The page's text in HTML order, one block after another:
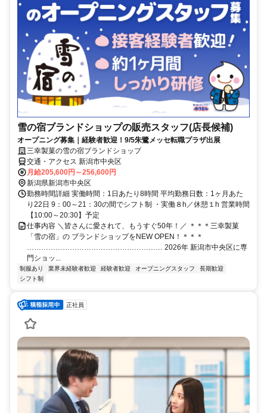
雪の宿ブランドショップの販売スタッフ(店長候補)
オープニング募集｜経験者歓迎！9/5朱鷺メッセ転職プラザ出展
三幸製菓の雪の宿ブランドショップ
交通・アクセス 新潟市中央区
月給205,600円～256,600円
新潟県新潟市中央区
勤務時間詳細 実働時間：1日あたり8時間 平均勤務日数：1ヶ月あた
り22日 9：00～21：30の間でシフト制 ・実働８h／休憩１h 営業時間
【10:00～20:30】予定
仕事内容 ＼皆さんに愛されて、もうすぐ50年！／ ＊＊＊三幸製菓
「雪の宿」の ブランドショップをNEW OPEN！＊＊＊
………………………………………………… 2026年 新潟市中央区に専
門ショッ...
制服あり 業界未経験者歓迎 経験者歓迎 オープニングスタッフ
長期歓迎
シフト制
正社員